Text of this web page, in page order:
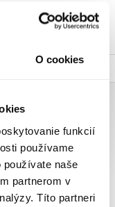
O cookies
funkcií
používame
používate naše
partnerom v
Títo partneri
50X40CM A65